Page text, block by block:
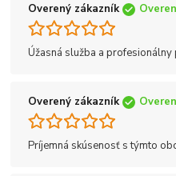
Overený zákazník
Úžasná služba a profesionálny
Overený zákazník
Príjemná skúsenosť s týmto